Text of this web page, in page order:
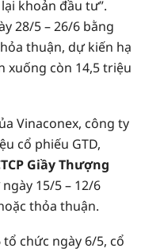
khoản đầu tư”.
28/5 – 26/6 bằng
thuận, dự kiến hạ
xuống còn 14,5 triệu
Vinaconex, công ty
cổ phiếu GTD,
Giầy Thượng
15/5 – 12/6
thỏa thuận.
chức ngày 6/5, cổ